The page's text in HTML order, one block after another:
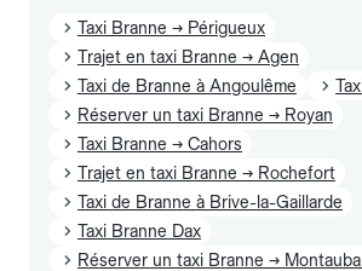
Taxi Branne → Périgueux
Trajet en taxi Branne → Agen
Taxi de Branne à Angoulême
Réserver un taxi Branne → Royan
Taxi Branne → Cahors
Trajet en taxi Branne → Rochefort
Taxi de Branne à Brive-la-Gaillarde
Taxi Branne Dax
Réserver un taxi Branne →